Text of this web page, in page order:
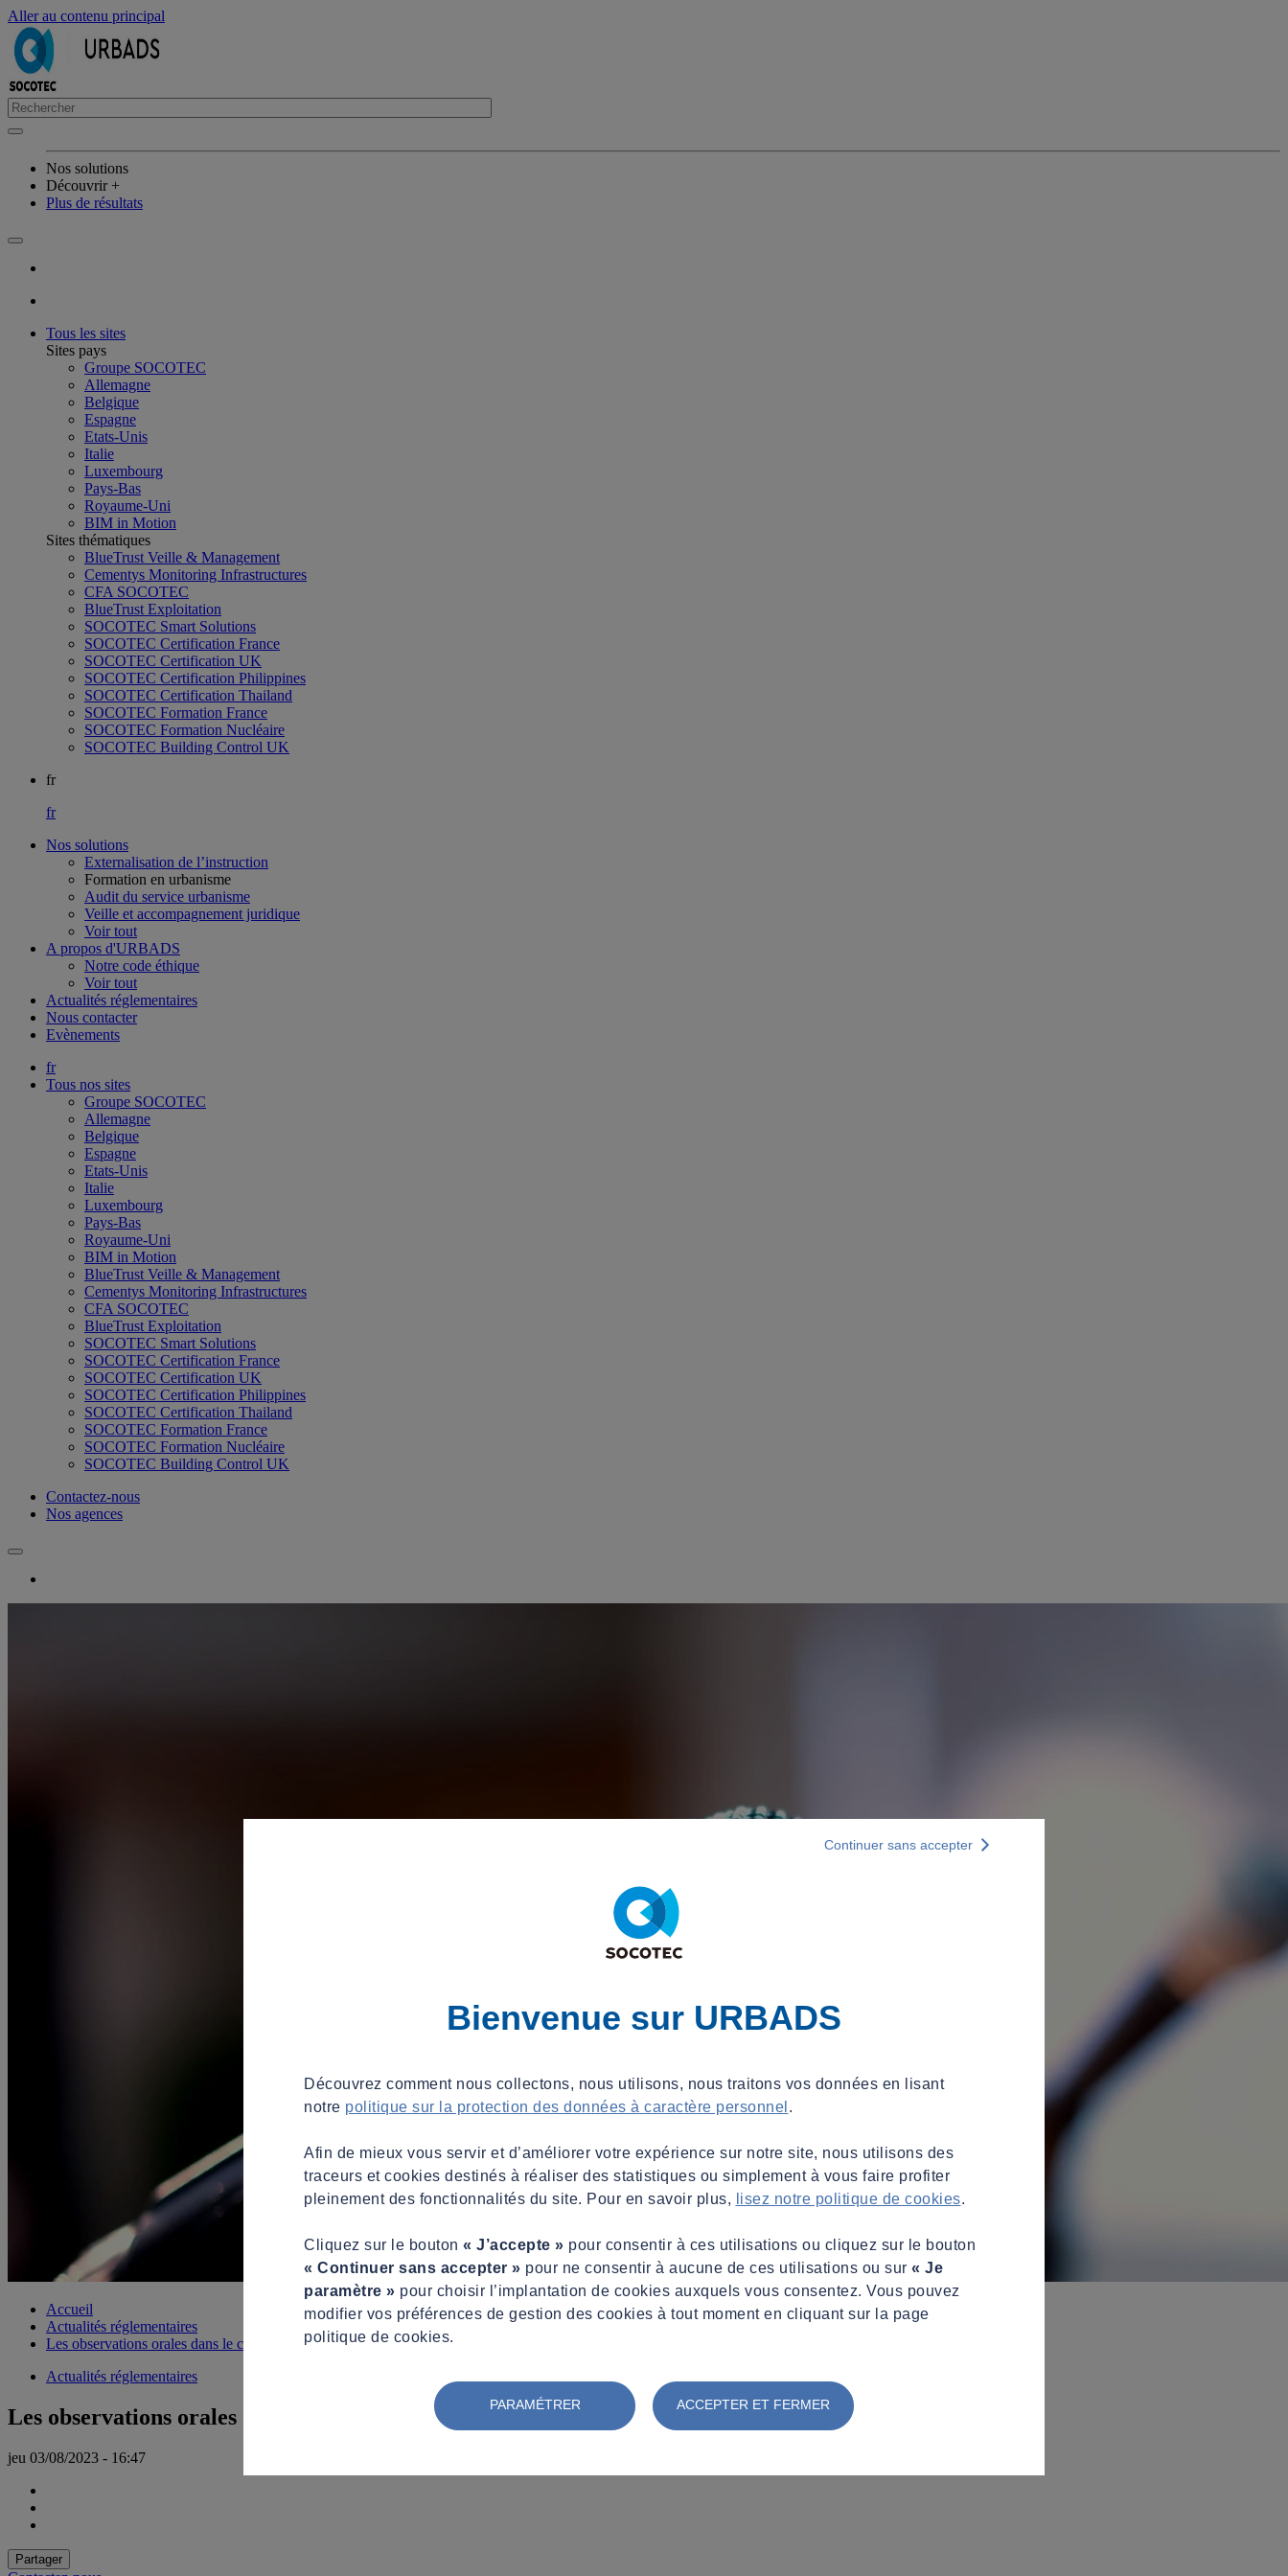
Aller au contenu principal
Nos solutions
Découvrir +
Plus de résultats
Tous les sites
Sites pays
Groupe SOCOTEC
Allemagne
Belgique
Espagne
Etats-Unis
Italie
Luxembourg
Pays-Bas
Royaume-Uni
BIM in Motion
Sites thématiques
BlueTrust Veille & Management
Cementys Monitoring Infrastructures
CFA SOCOTEC
BlueTrust Exploitation
SOCOTEC Smart Solutions
SOCOTEC Certification France
SOCOTEC Certification UK
SOCOTEC Certification Philippines
SOCOTEC Certification Thailand
SOCOTEC Formation France
SOCOTEC Formation Nucléaire
SOCOTEC Building Control UK
fr
fr
Nos solutions
Externalisation de l’instruction
Formation en urbanisme
Audit du service urbanisme
Veille et accompagnement juridique
Voir tout
A propos d'URBADS
Notre code éthique
Voir tout
Actualités réglementaires
Nous contacter
Evènements
fr
Tous nos sites
Groupe SOCOTEC
Allemagne
Belgique
Espagne
Etats-Unis
Italie
Luxembourg
Pays-Bas
Royaume-Uni
BIM in Motion
BlueTrust Veille & Management
Cementys Monitoring Infrastructures
CFA SOCOTEC
BlueTrust Exploitation
SOCOTEC Smart Solutions
SOCOTEC Certification France
SOCOTEC Certification UK
SOCOTEC Certification Philippines
SOCOTEC Certification Thailand
SOCOTEC Formation France
SOCOTEC Formation Nucléaire
SOCOTEC Building Control UK
Contactez-nous
Nos agences
Accueil
Actualités réglementaires
Les observations orales dans le cadre d’une procédure contradictoire
Actualités réglementaires
Les observations orales dans le cadre d’une procédure contradictoire
jeu 03/08/2023 - 16:47
Partager
Bienvenue sur URBADS
Découvrez comment nous collectons, nous utilisons, nous traitons vos données en lisant
notre politique sur la protection des données à caractère personnel .
Afin de mieux vous servir et d’améliorer votre expérience sur notre site, nous utilisons des
traceurs et cookies destinés à réaliser des statistiques ou simplement à vous faire profiter
pleinement des fonctionnalités du site. Pour en savoir plus,
lisez notre politique de cookies.
Cliquez sur le bouton « J’accepte » pour consentir à ces utilisations ou cliquez sur le bouton
« Continuer sans accepter » pour ne consentir à aucune de ces utilisations ou sur « Je
paramètre » pour choisir l’implantation de cookies auxquels vous consentez. Vous pouvez
modifier vos préférences de gestion des cookies à tout moment en cliquant sur la page
politique de cookies.
PARAMÉTRER ACCEPTER ET FERMER
Continuer sans accepter